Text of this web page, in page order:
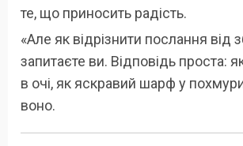
те, що приносить радість.
«Але як відрізнити послання від
запитаєте ви. Відповідь проста:
в очі, як яскравий шарф у
воно.